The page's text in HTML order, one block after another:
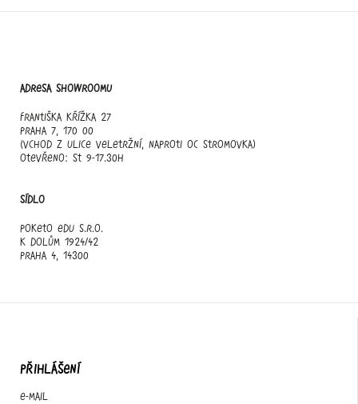
Adresa showroomu
Františka Křížka 27
Praha 7, 170 00
(vchod z ulice Veletržní, naproti OC Stromovka)
otevřeno: st 9-17.30h
Sídlo
Poketo edu s.r.o.
K Dolům 1924/42
Praha 4, 14300
PŘIHLÁŠENÍ
E-mail